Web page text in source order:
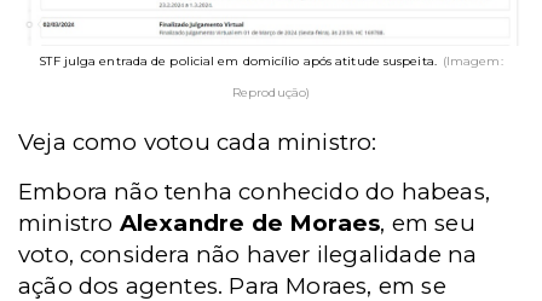
STF julga entrada de policial em domicílio após atitude suspeita.
(Imagem:
Reprodução)
Veja como votou cada ministro:
Embora não tenha conhecido do habeas,
ministro Alexandre de Moraes, em seu
voto, considera não haver ilegalidade na
ação dos agentes. Para Moraes, em se